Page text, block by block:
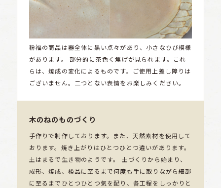
粉福の商品は器全体に黒い点々があり、小さなひび模様
があります。
部分的に茶色く焦げが見られます。これ
らは、焼成の変化によるものです。ご使用上差し障りは
ございません。二つとない表情をお楽しみください。
木のねのものづくり
手作りで制作しております。また、天然素材を使用して
おります。焼き上がりはひとつひとつ違いがあります。
土はまるで生き物のようです。 土づくりから始まり、
成形、焼成、検品に至るまで何度も手に取りながら細部
に至るまでひとつひとつ気を配り、各工程をしっかりと